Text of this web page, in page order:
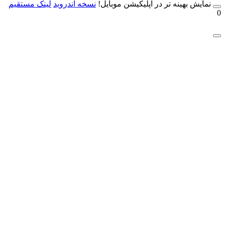
بهینه تر در اپلیکیشن موبایل!نسخه آندروید لینک مستقیم